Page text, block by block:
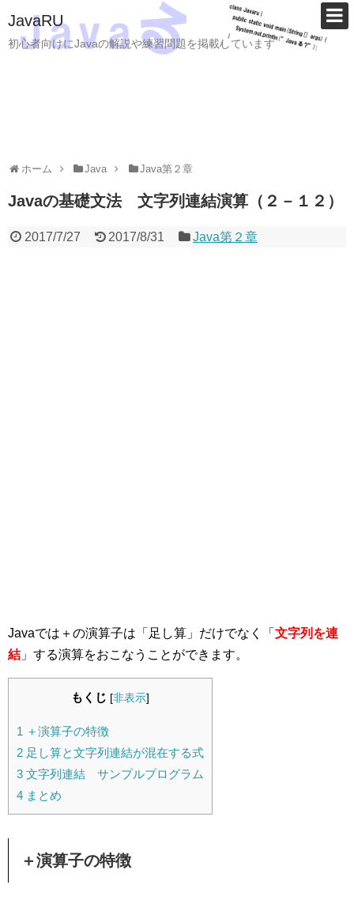
JavaRU
初心者向けにJavaの解説や練習問題を掲載しています
ホーム Java Java第２章
Javaの基礎文法 文字列連結演算（２－１２）
2017/7/27 2017/8/31 Java第２章
Javaでは＋の演算子は「足し算」だけでなく「 文字列を連
結 」する演算をおこなうことができます。
もくじ [非表示]
1 ＋演算子の特徴
2 足し算と文字列連結が混在する式
3 文字列連結 サンプルプログラム
4 まとめ
＋演算子の特徴